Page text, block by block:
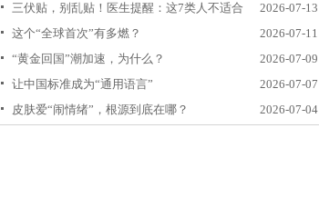
纱！
2026-07-13
三伏贴，别乱贴！医生提醒：这7类人不适合
2026-07-11
这个“全球首次”有多燃？
2026-07-09
“黄金回国”潮加速，为什么？
2026-07-07
让中国标准成为“通用语言”
2026-07-04
皮肤爱“闹情绪”，根源到底在哪？